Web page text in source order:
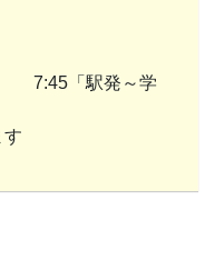
7:45「駅発～学
す